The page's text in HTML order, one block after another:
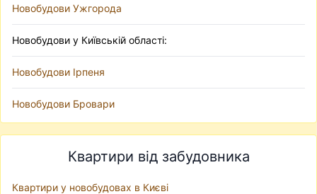
Новобудови Ужгорода
Новобудови у Київській області:
Новобудови Ірпеня
Новобудови Бровари
Квартири від забудовника
Квартири у новобудовах в Києві